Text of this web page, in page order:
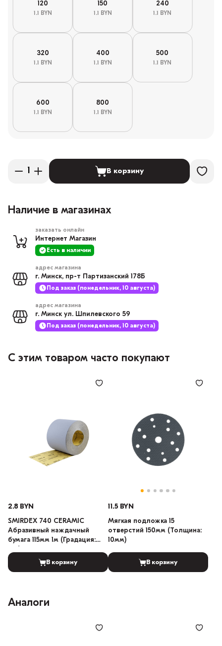
120
1.1 BYN
150
1.1 BYN
240
1.1 BYN
320
1.1 BYN
400
1.1 BYN
500
1.1 BYN
600
1.1 BYN
800
1.1 BYN
В корзину
Наличие в магазинах
заказать онлайн
Интернет Магазин
Есть в наличии
адрес магазина
г. Минск, пр-т Партизанский 178Б
Под заказ (понедельник, 10 августа)
адрес магазина
г. Минск ул. Шпилевского 59
Под заказ (понедельник, 10 августа)
С этим товаром часто покупают
2.8 BYN
SMIRDEX 740 CERAMIC
Абразивный наждачный
бумага 115мм 1м (Градация:
В корзину
11.5 BYN
Мягкая подложка 15
отверстий 150мм (Толщина:
10мм)
В корзину
Аналоги